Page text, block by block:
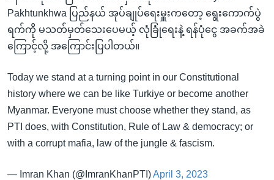
Pakhtunkhwa ပြည်နယ် အုပ်ချုပ်ရေးမှူးကတော့ ရွေးကောက်ပွဲ
ရက်ကို မသတ်မှတ်သေးပေမယ့် လုံခြုံရေးနဲ့ ရန်ပုံငွေ အခက်အခဲ
ကြောင့်လို့ အကြောင်းပြပါတယ်။
Today we stand at a turning point in our Constitutional
history where we can be like Turkiye or become another
Myanmar. Everyone must choose whether they stand, as
PTI does, with Constitution, Rule of Law & democracy; or
with a corrupt mafia, law of the jungle & fascism.
— Imran Khan (@ImranKhanPTI)April 3, 2023